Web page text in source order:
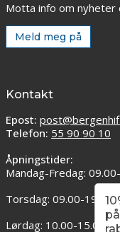
Motta info om nyheter
Meld meg på
Kontakt
Epost:
Telefon: 55 90 90 10
Åpningstider:
Mandag-Fredag:
Torsdag: 09.00-19.00
Lørdag: 10.00-15.00